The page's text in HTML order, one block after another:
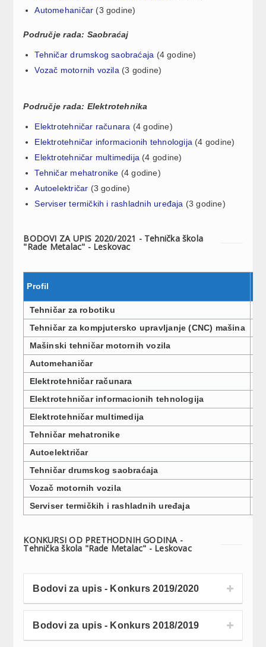
Automehaničar (3 godine)
Područje rada: Saobraćaj
Tehničar drumskog saobraćaja (4 godine)
Vozač motornih vozila (3 godine)
Područje rada: Elektrotehnika
Elektrotehničar računara (4 godine)
Elektrotehničar informacionih tehnologija (4 godine)
Elektrotehničar multimedija (4 godine)
Tehničar mehatronike (4 godine)
Autoelektričar (3 godine)
Serviser termičkih i rashladnih uređaja (3 godine)
BODOVI ZA UPIS 2020/2021 - Tehnička škola
"Rade Metalac" - Leskovac
Profil
Tehničar za robotiku
Tehničar za kompjutersko upravljanje (CNC) mašina
Mašinski tehničar motornih vozila
Automehaničar
Elektrotehničar računara
Elektrotehničar informacionih tehnologija
Elektrotehničar multimedija
Tehničar mehatronike
Autoelektričar
Tehničar drumskog saobraćaja
Vozač motornih vozila
Serviser termičkih i rashladnih uređaja
KONKURSI OD PRETHODNIH GODINA -
Tehnička škola "Rade Metalac" - Leskovac
Bodovi za upis - Konkurs 2019/2020
Bodovi za upis - Konkurs 2018/2019